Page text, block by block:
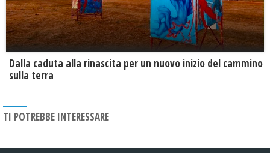
Dalla caduta alla rinascita per un nuovo inizio del cammino
sulla terra
TI POTREBBE INTERESSARE